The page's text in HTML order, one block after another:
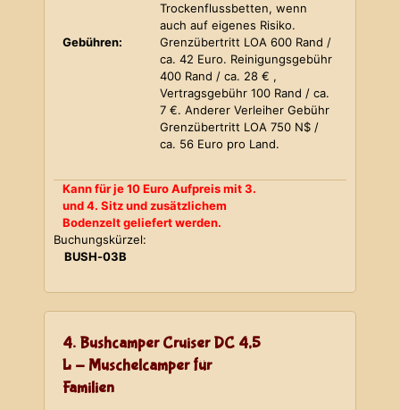
Trockenflussbetten, wenn
auch auf eigenes Risiko.
Gebühren:
Grenzübertritt LOA 600 Rand /
ca. 42 Euro. Reinigungsgebühr
400 Rand / ca. 28 € ,
Vertragsgebühr 100 Rand / ca.
7 €. Anderer Verleiher Gebühr
Grenzübertritt LOA 750 N$ /
ca. 56 Euro pro Land.
Kann für je 10 Euro Aufpreis mit 3.
und 4. Sitz und zusätzlichem
Bodenzelt geliefert werden.
Buchungskürzel:
BUSH-03B
4. Bushcamper Cruiser DC 4,5
L - Muschelcamper für
Familien